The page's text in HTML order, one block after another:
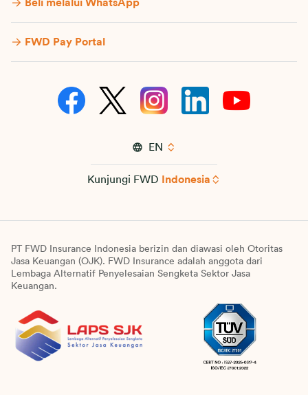
Beli melalui WhatsApp
FWD Pay Portal
EN
Kunjungi FWD Indonesia
PT FWD Insurance Indonesia berizin dan diawasi oleh Otoritas
Jasa Keuangan (OJK). FWD Insurance adalah anggota dari
Lembaga Alternatif Penyelesaian Sengketa Sektor Jasa
Keuangan.